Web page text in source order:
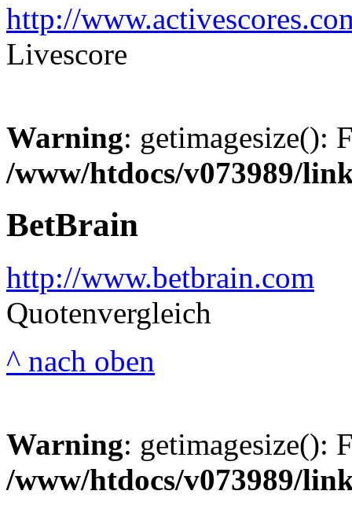
http://
Livescore
Warning: getimagesize():
/www/htdocs/v073989/
BetBrain
http://www.betbrain.com
Quotenvergleich
^ nach oben
Warning: getimagesize():
/www/htdocs/v073989/